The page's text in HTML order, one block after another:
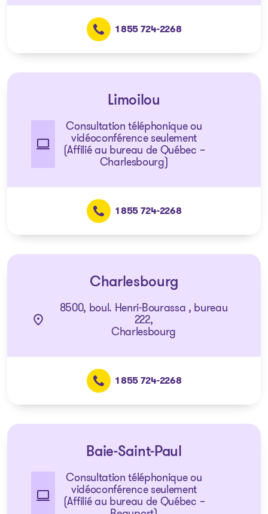
1 855 724-2268
Limoilou
Consultation téléphonique ou
vidéoconférence seulement
(Affilié au bureau de Québec –
Charlesbourg)
1 855 724-2268
Charlesbourg
8500, boul. Henri-Bourassa , bureau
222,
Charlesbourg
1 855 724-2268
Baie-Saint-Paul
Consultation téléphonique ou
vidéoconférence seulement
(Affilié au bureau de Québec –